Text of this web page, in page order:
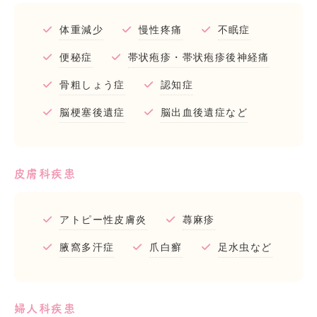
体重減少 慢性疼痛 不眠症
便秘症 帯状疱疹・帯状疱疹後神経痛
骨粗しょう症 認知症
脳梗塞後遺症 脳出血後遺症など
皮膚科疾患
アトピー性皮膚炎 蕁麻疹
腋窩多汗症 爪白癬 足水虫など
婦人科疾患